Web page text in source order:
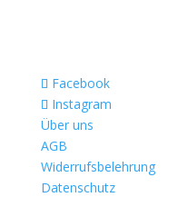
Facebook
Instagram
Über uns
AGB
Widerrufsbelehrung
Datenschutz